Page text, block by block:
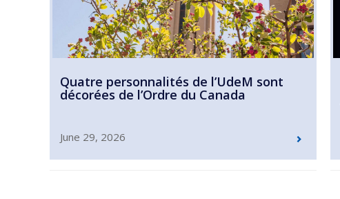
Quatre personnalités de l’UdeM sont
décorées de l’Ordre du Canada
June 29, 2026